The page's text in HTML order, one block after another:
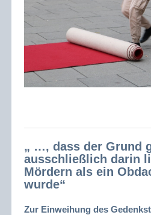
„ …, dass der Grund
ausschließlich darin
Mördern als ein
wurde“
Zur Einweihung des